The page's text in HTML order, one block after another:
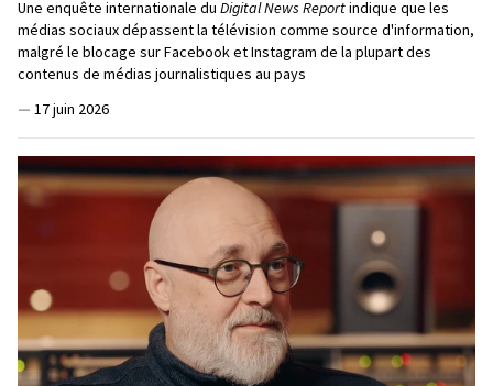
Une enquête internationale du Digital News Reportindique que les
médias sociaux dépassent la télévision comme source d'information,
malgré le blocage sur Facebook et Instagram de la plupart des
contenus de médias journalistiques au pays
— 17 juin 2026